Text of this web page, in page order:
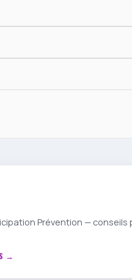
Prévention —
→